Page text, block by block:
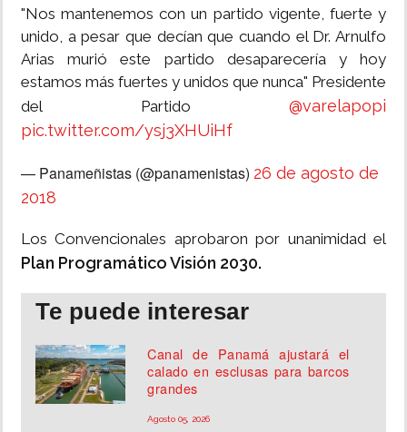
"Nos mantenemos con un partido vigente, fuerte y
unido, a pesar que decían que cuando el Dr. Arnulfo
Arias murió este partido desaparecería y hoy
estamos más fuertes y unidos que nunca" Presidente
del Partido @varelapopi
pic.twitter.com/ysj3XHUiHf
— Panameñistas (@panamenistas) 26 de agosto de
2018
Los Convencionales aprobaron por unanimidad el
Plan Programático Visión 2030.
Te puede interesar
Canal de Panamá ajustará el
calado en esclusas para barcos
grandes
Agosto 05, 2026